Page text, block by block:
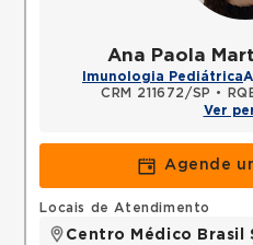
Ana Paola
Imunologia Pediátrica
CRM 211672/SP •
Ver
Agende
Locais de Atendimento
Centro Médico Brasil